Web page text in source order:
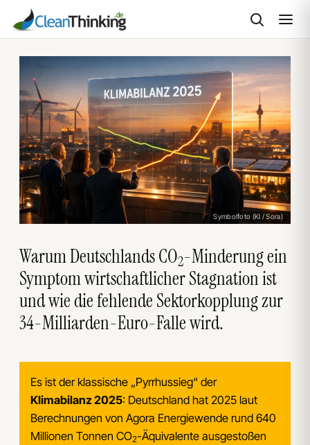
springen
Symbolfoto (KI / Sora)
Warum Deutschlands CO2-Minderung ein
Symptom wirtschaftlicher Stagnation ist
und wie die fehlende Sektorkopplung zur
34-Milliarden-Euro-Falle wird.
Es ist der klassische „Pyrrhussieg“ der
Klimabilanz 2025: Deutschland hat 2025 laut
Berechnungen von Agora Energiewende rund 640
Millionen Tonnen CO2-Äquivalente ausgestoßen